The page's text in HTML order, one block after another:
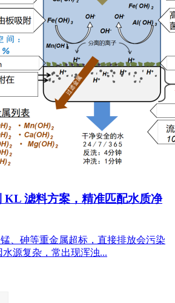
KL 滤料方案，精准匹配水质净
、砷等重金属超标，直接排放会污染
源复杂，常出现浑浊...